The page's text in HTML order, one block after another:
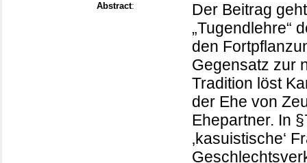
Abstract:
Der Beitrag
„Tugendlehre“
den
Gegensatz zur
Tradition löst
der Ehe von
Ehepartner. In
‚kasuistische‘